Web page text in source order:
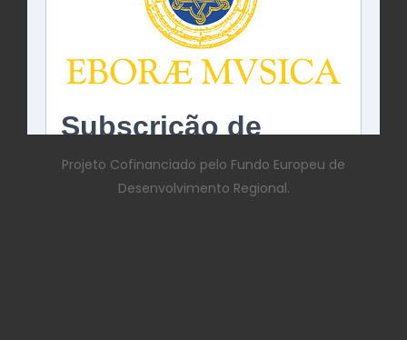
Projeto Cofinanciado pelo Fundo Europeu de
Desenvolvimento Regional.